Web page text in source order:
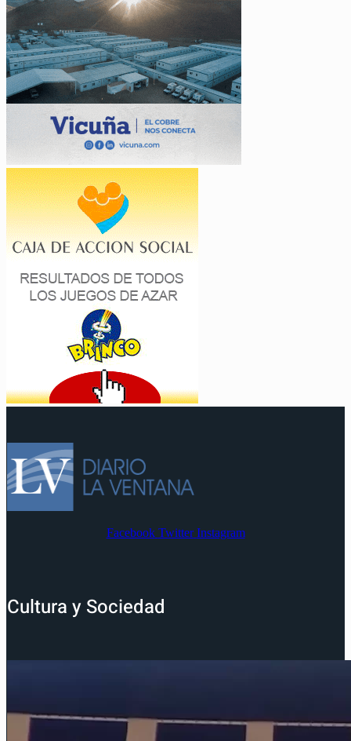
Facebook Twitter Instagram
Cultura y Sociedad